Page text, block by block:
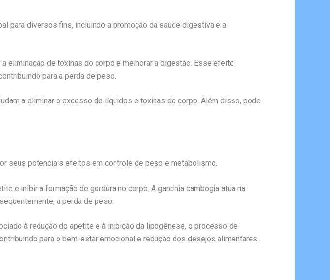
para diversos fins, incluindo a promoção da saúde digestiva e a
eliminação de toxinas do corpo e melhorar a digestão. Esse efeito
para a perda de peso.
a eliminar o excesso de líquidos e toxinas do corpo. Além disso, pode
seus potenciais efeitos em controle de peso e metabolismo.
e inibir a formação de gordura no corpo. A garcinia cambogia atua na
a perda de peso.
à redução do apetite e à inibição da lipogênese, o processo de
para o bem-estar emocional e redução dos desejos alimentares.